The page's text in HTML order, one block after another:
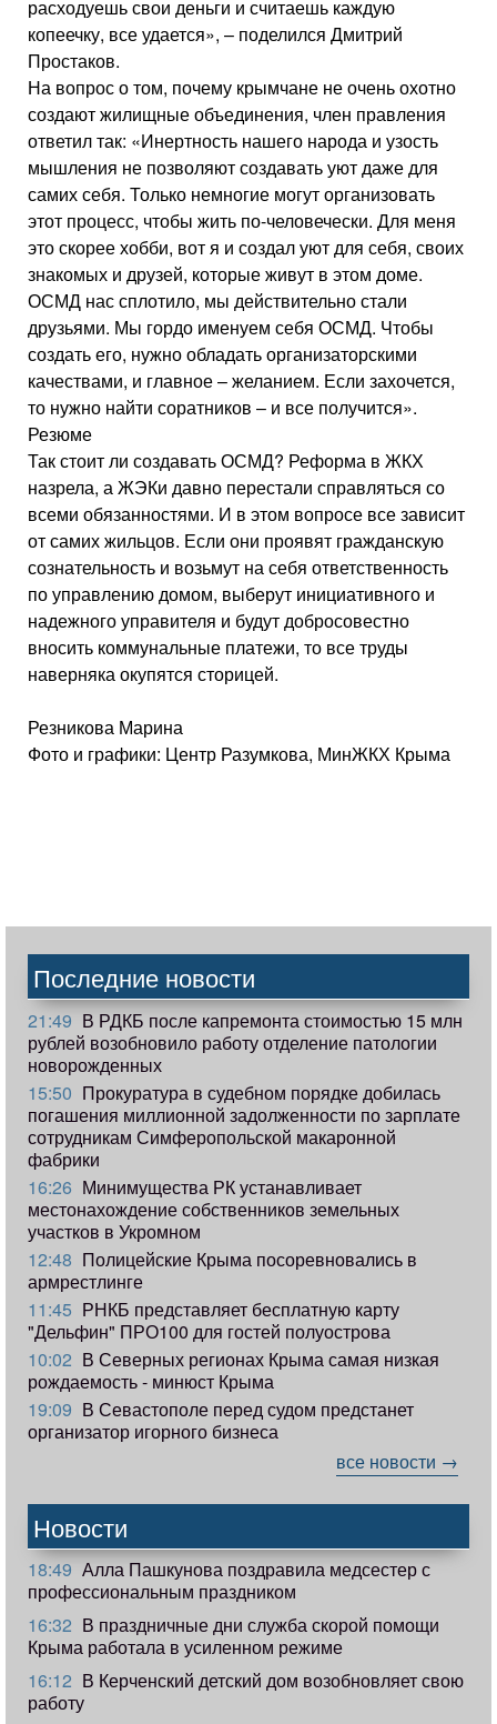
расходуешь свои деньги и считаешь каждую
копеечку, все удается», – поделился Дмитрий
Простаков.
На вопрос о том, почему крымчане не очень охотно
создают жилищные объединения, член правления
ответил так: «Инертность нашего народа и узость
мышления не позволяют создавать уют даже для
самих себя. Только немногие могут организовать
этот процесс, чтобы жить по-человечески. Для меня
это скорее хобби, вот я и создал уют для себя, своих
знакомых и друзей, которые живут в этом доме.
ОСМД нас сплотило, мы действительно стали
друзьями. Мы гордо именуем себя ОСМД. Чтобы
создать его, нужно обладать организаторскими
качествами, и главное – желанием. Если захочется,
то нужно найти соратников – и все получится».
Резюме
Так стоит ли создавать ОСМД? Реформа в ЖКХ
назрела, а ЖЭКи давно перестали справляться со
всеми обязанностями. И в этом вопросе все зависит
от самих жильцов. Если они проявят гражданскую
сознательность и возьмут на себя ответственность
по управлению домом, выберут инициативного и
надежного управителя и будут добросовестно
вносить коммунальные платежи, то все труды
наверняка окупятся сторицей.
Резникова Марина
Фото и графики: Центр Разумкова, МинЖКХ Крыма
Последние новости
21:49 В РДКБ после капремонта стоимостью 15 млн
рублей возобновило работу отделение патологии
новорожденных
15:50 Прокуратура в судебном порядке добилась
погашения миллионной задолженности по зарплате
сотрудникам Симферопольской макаронной
фабрики
16:26 Минимущества РК устанавливает
местонахождение собственников земельных
участков в Укромном
12:48 Полицейские Крыма посоревновались в
армрестлинге
11:45 РНКБ представляет бесплатную карту
"Дельфин" ПРО100 для гостей полуострова
10:02 В Северных регионах Крыма самая низкая
рождаемость - минюст Крыма
19:09 В Севастополе перед судом предстанет
организатор игорного бизнеса
все новости →
Новости
18:49 Алла Пашкунова поздравила медсестер с
профессиональным праздником
16:32 В праздничные дни служба скорой помощи
Крыма работала в усиленном режиме
16:12 В Керченский детский дом возобновляет свою
работу